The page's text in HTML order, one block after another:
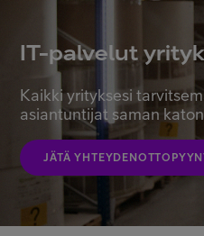
Kauppa
IT-palvelut
Asiakastuki
Minun Telia Yrityksille
IT-palvelut
Kaikki yrityksesi
asiantuntijat saman
JÄTÄ